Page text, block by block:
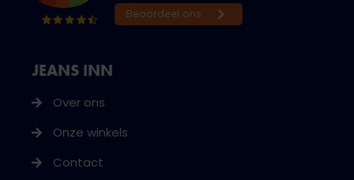
JEANS INN
Over ons
Onze winkels
Contact